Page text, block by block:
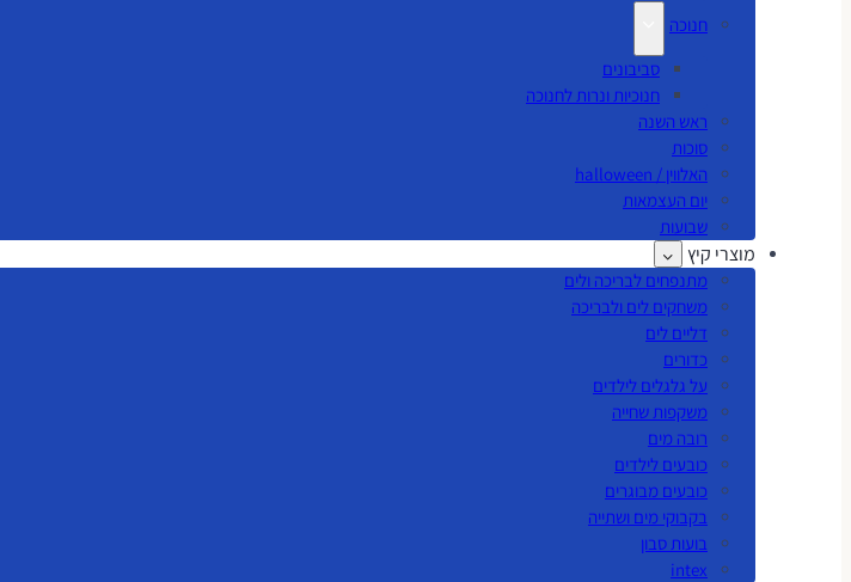
חנוכה
סביבונים
חנוכיות ונרות לחנוכה
ראש השנה
סוכות
האלווין / halloween
יום העצמאות
שבועות
מוצרי קיץ
מתנפחים לבריכה ולים
משחקים לים ולבריכה
דליים לים
כדורים
על גלגלים לילדים
משקפות שחייה
רובה מים
כובעים לילדים
כובעים מבוגרים
בקבוקי מים ושתייה
בועות סבון
intex